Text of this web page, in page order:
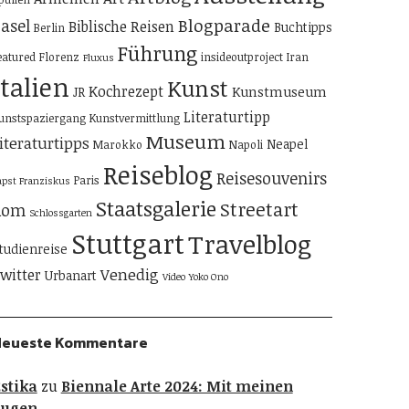
Berlin Biblische ReisenBlogparade Buchtipps
Florenz Fluxus Führung insideoutproject Iran
JR Kochrezept Kunst Kunstmuseum
Kunstvermittlung Literaturtipp
Marokko Museum Napoli Neapel
Franziskus Paris Reiseblog Reisesouvenirs
Schlossgarten Staatsgalerie Streetart
StuttgartTravelblog
Urbanart Venedig Video Yoko Ono
Kommentare
zu Biennale Arte 2024: Mit meinen